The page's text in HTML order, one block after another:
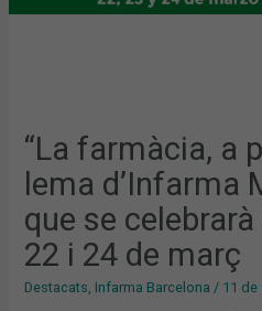
“La farmàcia, a
lema d’Infarma
que se
22 i 24 de març
Destacats, Infarma Barcelona / 11 de
22